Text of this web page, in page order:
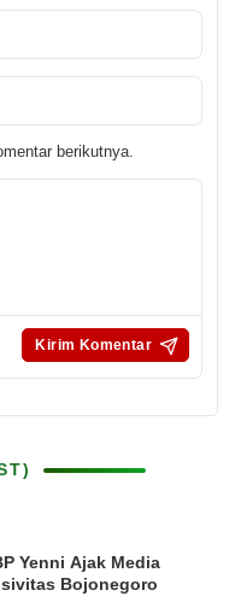
berikutnya.
Yenni Ajak Media
Bojonegoro